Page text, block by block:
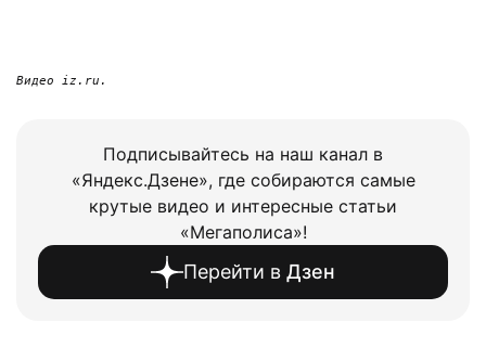
Видео iz.ru.
Подписывайтесь на наш канал в
«Яндекс.Дзене», где собираются самые
крутые видео и интересные статьи
«Мегаполиса»!
Перейти в Дзен